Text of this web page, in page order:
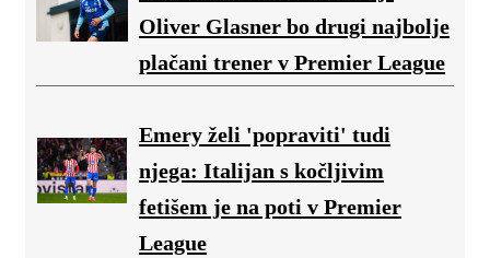
Oliver Glasner bo drugi najbolje
plačani trener v Premier League
Emery želi 'popraviti' tudi
njega: Italijan s kočljivim
fetišem je na poti v Premier
League